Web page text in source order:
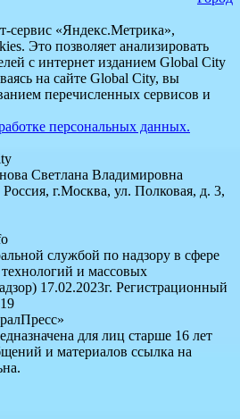
сервис «Яндекс.Метрика»,
Это позволяет анализировать
с интернет изданием Global City
на сайте Global City, вы
перечисленных сервисов и
персональных данных.
Светлана Владимировна
г.Москва, ул. Полковая, д. 3,
службой по надзору в сфере
и массовых
17.02.2023г. Регистрационный
для лиц старше 16 лет
и материалов ссылка на